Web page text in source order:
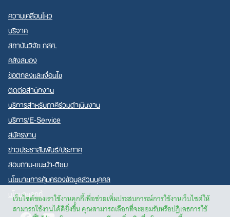
เว็บไซต์ของเราใช้งานคุกกี้เพื่อช่วยเพิ่มประสบการณ์การใช้งานเว็บไซต์ให้
สามารถใช้งานได้ดียิ่งขึ้น คุณสามารถเลือกที่จะยอมรับหรือปฏิเสธการใช้
ความเคลื่อนไหว
บริจาค
สถาบันวิจัย กสศ.
คลังสมอง
ข้อตกลงและเงื่อนไข
ติดต่อสำนักงาน
บริการสำหรับภาคีร่วมดำเนินงาน
บริการ/E-Service
สมัครงาน
ข่าวประชาสัมพันธ์/ประกาศ
สอบถาม-แนะนำ-ติชม
นโยบายการคุ้มครองข้อมูลส่วนบุคคล
นโยบายคุกกี้